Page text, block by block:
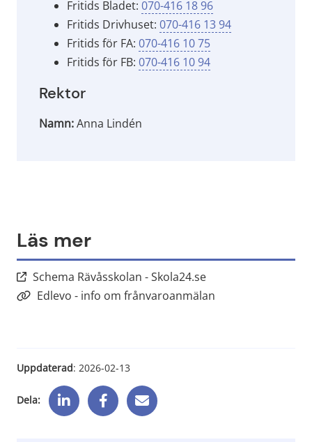
Fritids Bladet: 070-416 18 96
Fritids Drivhuset: 070-416 13 94
Fritids för FA: 070-416 10 75
Fritids för FB: 070-416 10 94
Rektor
Namn:Anna Lindén
Läs mer
Schema Rävåsskolan - Skola24.seLänk till annan
Edlevo - info om frånvaroanmälan
Uppdaterad: 2026-02-13
Dela: